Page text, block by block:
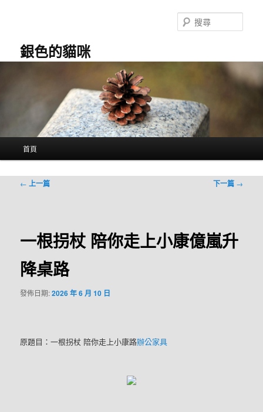
銀色的貓咪
尋
首頁
文
← 上一篇 下一篇 →
一根拐杖 陪你走上小康億嵐升
降桌路
發佈日期:2026 年 6 月 10 日
原題目：一根拐杖 陪你走上小康路辦公家具